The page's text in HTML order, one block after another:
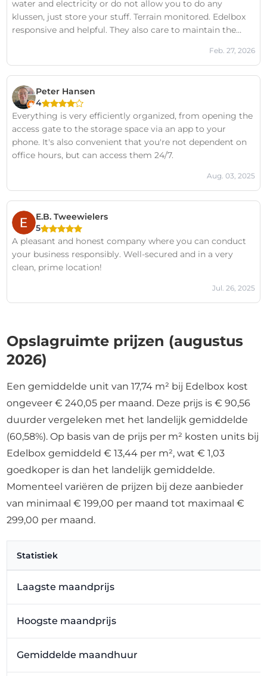
water and electricity or do not allow you to do any
klussen, just store your stuff. Terrain monitored. Edelbox
responsive and helpful. They also care to maintain the
Feb. 27, 2026
Peter Hansen
4
Everything is very efficiently organized, from opening the
access gate to the storage space via an app to your
phone. It's also convenient that you're not dependent on
office hours, but can access them 24/7.
Aug. 03, 2025
E.B. Tweewielers
5
A pleasant and honest company where you can conduct
your business responsibly. Well-secured and in a very
clean, prime location!
Jul. 26, 2025
Opslagruimte prijzen (augustus
2026)
Een gemiddelde unit van 17,74 m² bij Edelbox kost
ongeveer € 240,05 per maand. Deze prijs is € 90,56
duurder vergeleken met het landelijk gemiddelde
(60,58%). Op basis van de prijs per m² kosten units bij
Edelbox gemiddeld € 13,44 per m², wat € 1,03
goedkoper is dan het landelijk gemiddelde.
Momenteel variëren de prijzen bij deze aanbieder
van minimaal € 199,00 per maand tot maximaal €
299,00 per maand.
Statistiek
Laagste maandprijs
Hoogste maandprijs
Gemiddelde maandhuur